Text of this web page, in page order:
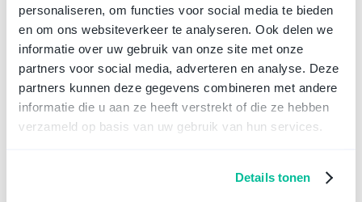
personaliseren, om functies voor social media te bieden
en om ons websiteverkeer te analyseren. Ook delen we
informatie over uw gebruik van onze site met onze
partners voor social media, adverteren en analyse. Deze
partners kunnen deze gegevens combineren met andere
informatie die u aan ze heeft verstrekt of die ze hebben
verzameld op basis van uw gebruik van hun services.
Details tonen